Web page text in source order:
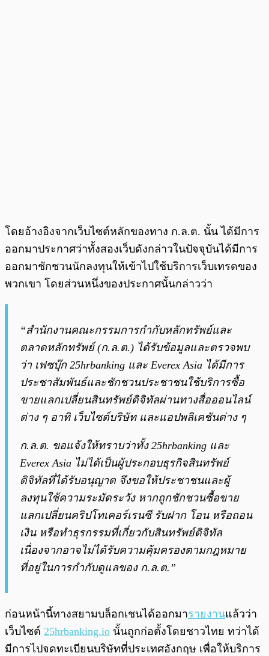
โดยอ้างอิงจากเว็บไซต์หลักของทาง ก.ล.ต. นั้น ได้มีการ
ออกมาประกาศว่าทั้งสองเว็บดังกล่าวในปัจจุบันได้มีการ
ออกมาชักชวนนักลงทุนให้เข้าไปใช้บริการเว็บเทรดของ
พวกเขา โดยส่วนหนึ่งของประกาศนั้นกล่าวว่า
“สำนักงานคณะกรรมการกำกับหลักทรัพย์และ
ตลาดหลักทรัพย์ (ก.ล.ต.) ได้รับข้อมูลและตรวจพบ
ว่า เฟซบุ๊ก 25hrbanking และ Everex Asia ได้มีการ
ประชาสัมพันธ์และชักชวนประชาชนใช้บริการซื้อ
ขายแลกเปลี่ยนสินทรัพย์ดิจิทัลผ่านทางสื่อออนไลน์
ต่าง ๆ อาทิ เว็บไซต์บริษัท และแอปพลิเคชันต่าง ๆ
ก.ล.ต. ขอแจ้งให้ทราบว่าทั้ง 25hrbanking และ
Everex Asia ไม่ได้เป็นผู้ประกอบธุรกิจสินทรัพย์
ดิจิทัลที่ได้รับอนุญาต จึงขอให้ประชาชนและผู้
ลงทุนใช้ความระมัดระวัง หากถูกชักชวนซื้อขาย
แลกเปลี่ยนคริปโทเคอร์เรนซี รับฝาก โอน หรือถอน
เงิน หรือทำธุรกรรมที่เกี่ยวกับสินทรัพย์ดิจิทัล
เนื่องจากอาจไม่ได้รับความคุ้มครองตามกฎหมาย
ที่อยู่ในการกำกับดูแลของ ก.ล.ต.”
ก่อนหน้านี้ทางสยามบล็อกเชนได้ออกมารายงานแล้วว่า
เว็บไซต์ 25hrbanking.io นั้นถูกก่อตั้งโดยชาวไทย ทว่าได้
มีการไปจดทะเบียนบริษัทที่ประเทศอังกฤษ เพื่อให้บริการ